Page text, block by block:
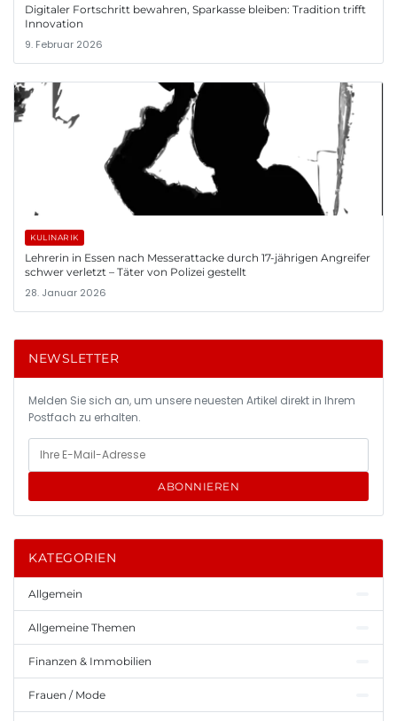
Digitaler Fortschritt bewahren, Sparkasse bleiben: Tradition trifft
Innovation
9. Februar 2026
KULINARIK
Lehrerin in Essen nach Messerattacke durch 17-jährigen Angreifer
schwer verletzt – Täter von Polizei gestellt
28. Januar 2026
NEWSLETTER
Melden Sie sich an, um unsere neuesten Artikel direkt in Ihrem
Postfach zu erhalten.
ABONNIEREN
KATEGORIEN
Allgemein
Allgemeine Themen
Finanzen & Immobilien
Frauen / Mode